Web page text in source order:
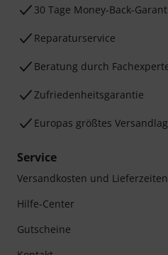
30 Tage Money-Back-
Reparaturservice
Beratung durch
Zufriedenheitsgarantie
Europas größtes
Service
Versandkosten und Lieferzeiten
Hilfe-Center
Gutscheine